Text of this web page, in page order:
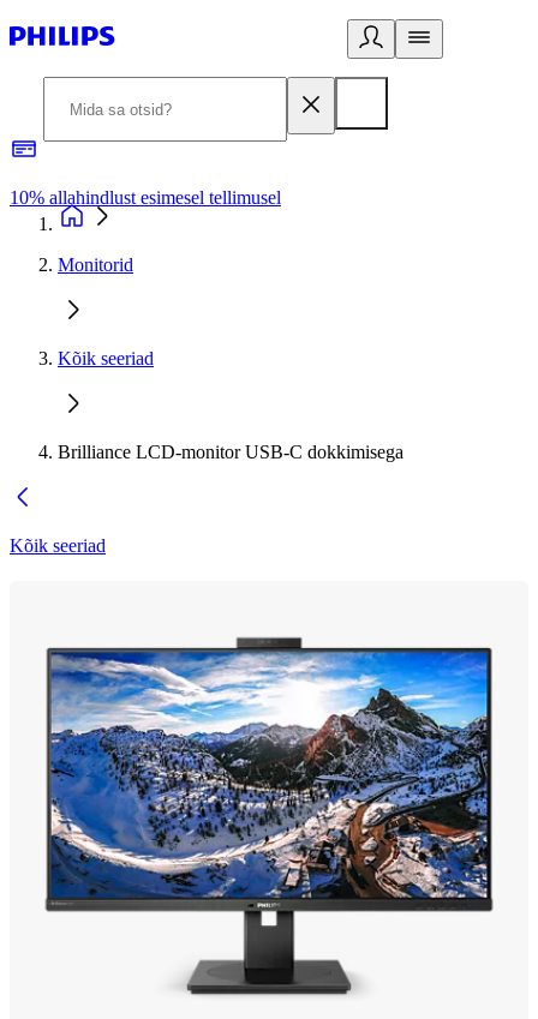
10% allahindlust esimesel tellimusel
Monitorid
Kõik seeriad
Brilliance LCD-monitor USB-C dokkimisega
Kõik seeriad